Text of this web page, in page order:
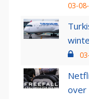
03-
over